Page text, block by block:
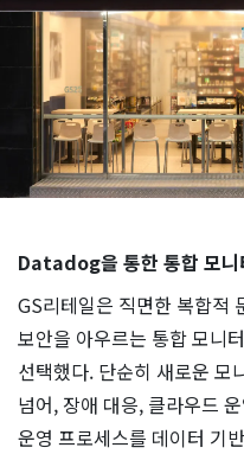
Datadog을 통한 통합 모니
GS리테일은 직면한 복합적
보안을 아우르는 통합 모니
선택했다. 단순히 새로운 모
넘어, 장애 대응, 클라우드
운영 프로세스를 데이터 기